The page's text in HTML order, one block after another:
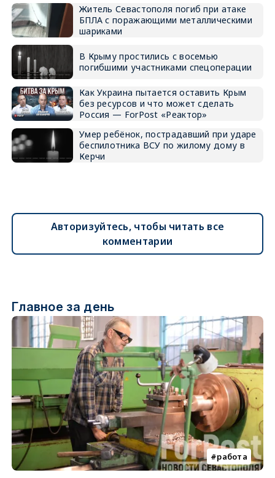
Житель Севастополя погиб при атаке
БПЛА с поражающими металлическими
шариками
В Крыму простились с восемью
погибшими участниками спецоперации
Как Украина пытается оставить Крым
без ресурсов и что может сделать
Россия — ForPost «Реактор»
Умер ребёнок, пострадавший при ударе
беспилотника ВСУ по жилому дому в
Керчи
Авторизуйтесь, чтобы читать все
комментарии
Главное за день
работа